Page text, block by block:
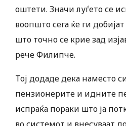
оштети. Значи луѓето се
воопшто сега ќе ги
што точно се крие зад
рече Филипче.
Тој додаде дека наместо
пензионерите и идните
испраќа пораки што ја